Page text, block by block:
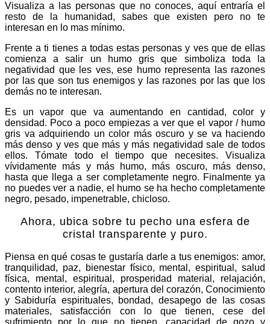
Visualiza a las personas que no conoces, aquí entraría el
resto de la humanidad, sabes que existen pero no te
interesan en lo mas mínimo.
Frente a ti tienes a todas estas personas y ves que de ellas
comienza a salir un humo gris que simboliza toda la
negatividad que les ves, ese humo representa las razones
por las que son tus enemigos y las razones por las que los
demás no te interesan.
Es un vapor que va aumentando en cantidad, color y
densidad. Poco a poco empiezas a ver que el vapor / humo
gris va adquiriendo un color más oscuro y se va haciendo
más denso y ves que más y más negatividad sale de todos
ellos. Tómate todo el tiempo que necesites. Visualiza
vívidamente más y más humo, más oscuro, más denso,
hasta que llega a ser completamente negro. Finalmente ya
no puedes ver a nadie, el humo se ha hecho completamente
negro, pesado, impenetrable, chicloso.
Ahora, ubica sobre tu pecho una esfera de
cristal transparente y puro.
Piensa en qué cosas te gustaría darle a tus enemigos: amor,
tranquilidad, paz, bienestar físico, mental, espiritual, salud
física, mental, espiritual, prosperidad material, relajación,
contento interior, alegría, apertura del corazón, Conocimiento
y Sabiduría espirituales, bondad, desapego de las cosas
materiales, satisfacción con lo que tienen, cese del